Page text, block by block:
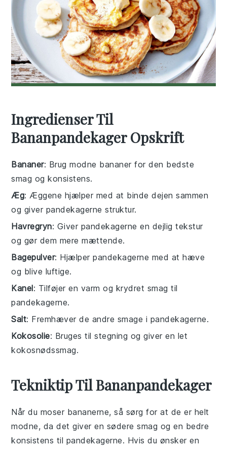
Ingredienser Til
Bananpandekager Opskrift
Bananer: Brug modne bananer for den bedste
smag og konsistens.
Æg: Æggene hjælper med at binde dejen sammen
og giver pandekagerne struktur.
Havregryn: Giver pandekagerne en dejlig tekstur
og gør dem mere mættende.
Bagepulver: Hjælper pandekagerne med at hæve
og blive luftige.
Kanel: Tilføjer en varm og krydret smag til
pandekagerne.
Salt: Fremhæver de andre smage i pandekagerne.
Kokosolie: Bruges til stegning og giver en let
kokosnødssmag.
Tekniktip Til Bananpandekager
Når du moser bananerne, så sørg for at de er helt
modne, da det giver en sødere smag og en bedre
konsistens til pandekagerne. Hvis du ønsker en